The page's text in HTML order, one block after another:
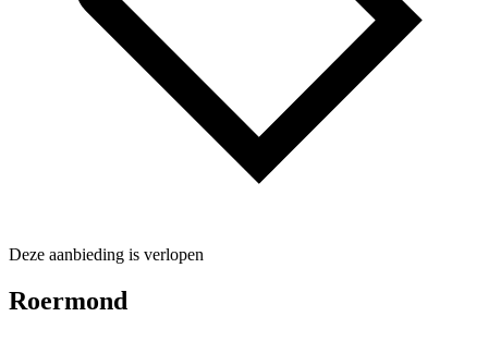
Deze aanbieding is verlopen
Roermond